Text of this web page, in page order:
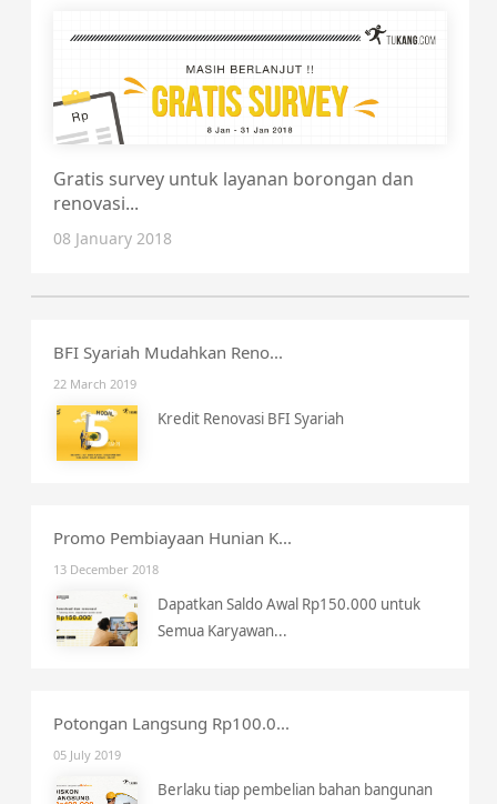
Gratis survey untuk layanan borongan dan
renovasi...
08 January 2018
BFI Syariah Mudahkan Reno...
22 March 2019
Kredit Renovasi BFI Syariah
Promo Pembiayaan Hunian K...
13 December 2018
Dapatkan Saldo Awal Rp150.000 untuk
Semua Karyawan...
Potongan Langsung Rp100.0...
05 July 2019
Berlaku tiap pembelian bahan bangunan